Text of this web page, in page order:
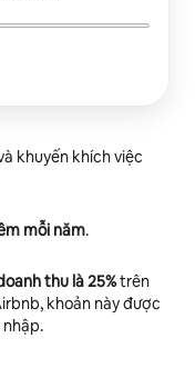
khuyến khích việc
mỗi năm.
thu là 25%trên
khoản này được